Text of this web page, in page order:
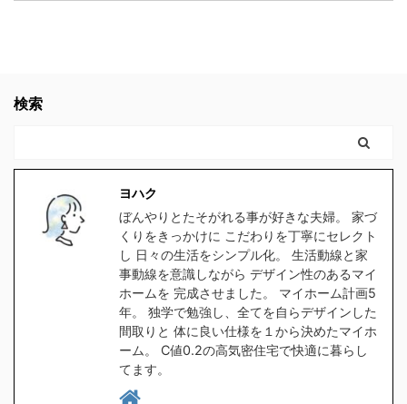
なかったと思う。 もっと
ヨハク我が家の水筒も、
ボロになってきたので、
食洗器対応の水筒を探し
たのですが、意外と種類
が無く苦戦しました。
1時間程スマホをポチポ
チして探した所、大手ブ
ランドの中から２つ見つ
けましたので、皆さんに
もご紹介したい ...
社から 間取りの無料プラ
ンをゲットするなら コチ
い。 クリックしてプラン
を貰う。 高気密住宅と
は ヨハク簡単に言うと
スキマの無い家です 普
通に ...
検索
ヨハク
ぼんやりとたそがれる事が好きな夫婦。 家づ
くりをきっかけに こだわりを丁寧にセレクト
し 日々の生活をシンプル化。 生活動線と家
事動線を意識しながら デザイン性のあるマイ
ホームを 完成させました。 マイホーム計画5
年。 独学で勉強し、全てを自らデザインした
間取りと 体に良い仕様を１から決めたマイホ
ーム。 C値0.2の高気密住宅で快適に暮らし
てます。